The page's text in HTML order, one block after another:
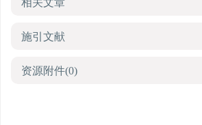
相关文章
施引文献
资源附件(0)